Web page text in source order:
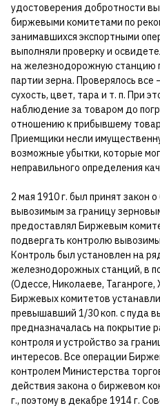
удостоверения добротности
биржевыми комитетами по
занимавшихся экспортными
выполняли проверку и
на железнодорожную станцию
партии зерна. Проверялось все
сухость, цвет, тара и т. п. При
наблюдение за товаром до
отношению к прибывшему
Приемщики несли
возможные убытки, которые
неправильного определения
2 мая 1910 г. был принят закон
вывозимым за границу
предоставлял Биржевым
подвергать контролю
Контроль был установлен на
железнодорожных станций, в
(Одессе, Николаеве, Таганроге,
Биржевых комитетов
превышавший 1/30 коп. с пуда
предназначалась на покрытие
контроля и устройство за
интересов. Все операции
контролем Министерства
действия закона о биржевом
г., поэтому в декабре 1914 г.